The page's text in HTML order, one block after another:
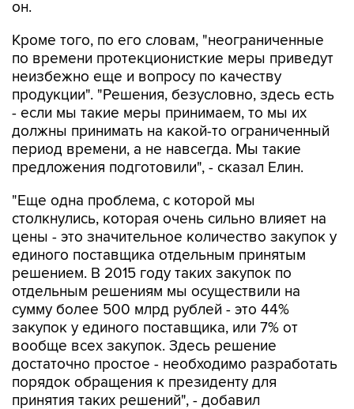
Кроме того, по его словам, "неограниченные
неизбежно еще и вопросу по качеству
продукции". "Решения, безусловно, здесь есть
- если мы такие меры принимаем, то мы их
должны принимать на какой-то ограниченный
период времени, а не навсегда. Мы такие
предложения подготовили", - сказал Елин.
"Еще одна проблема, с которой мы
цены - это значительное количество закупок у
единого поставщика отдельным принятым
решением. В 2015 году таких закупок по
отдельным решениям мы осуществили на
сумму более 500 млрд рублей - это 44%
закупок у единого поставщика, или 7% от
вообще всех закупок. Здесь решение
достаточно простое - необходимо разработать
порядок обращения к президенту для
принятия таких решений", - добавил
замминистра.